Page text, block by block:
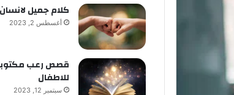
كلام جميل
أغسطس 2, 2023
قصص رعب
للاطفال
سبتمبر 12, 2023